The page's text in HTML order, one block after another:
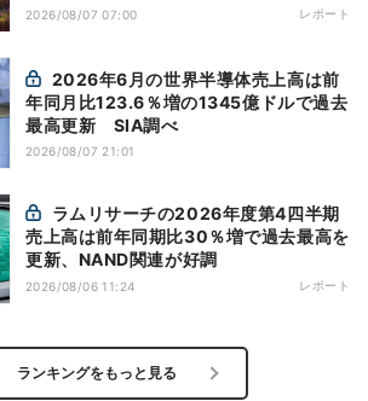
2026/08/07 07:00 レポート
年同月比123.6％増の1345億ドルで過去
最高更新 SIA調べ
2026/08/07 21:01
売上高は前年同期比30％増で過去最高を
更新、NAND関連が好調
2026/08/06 11:24 レポート
ランキングをもっと見る